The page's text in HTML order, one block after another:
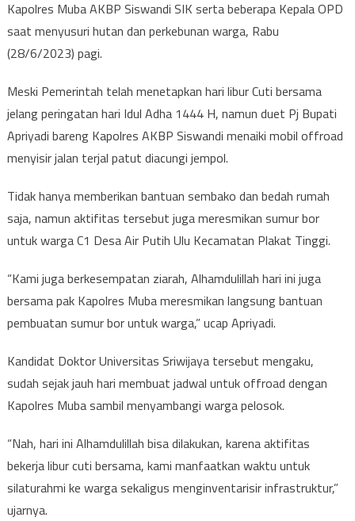
Kapolres Muba AKBP Siswandi SIK serta beberapa Kepala OPD
saat menyusuri hutan dan perkebunan warga, Rabu
(28/6/2023) pagi.
Meski Pemerintah telah menetapkan hari libur Cuti bersama
jelang peringatan hari Idul Adha 1444 H, namun duet Pj Bupati
Apriyadi bareng Kapolres AKBP Siswandi menaiki mobil offroad
menyisir jalan terjal patut diacungi jempol.
Tidak hanya memberikan bantuan sembako dan bedah rumah
saja, namun aktifitas tersebut juga meresmikan sumur bor
untuk warga C1 Desa Air Putih Ulu Kecamatan Plakat Tinggi.
“Kami juga berkesempatan ziarah, Alhamdulillah hari ini juga
bersama pak Kapolres Muba meresmikan langsung bantuan
pembuatan sumur bor untuk warga,” ucap Apriyadi.
Kandidat Doktor Universitas Sriwijaya tersebut mengaku,
sudah sejak jauh hari membuat jadwal untuk offroad dengan
Kapolres Muba sambil menyambangi warga pelosok.
“Nah, hari ini Alhamdulillah bisa dilakukan, karena aktifitas
bekerja libur cuti bersama, kami manfaatkan waktu untuk
silaturahmi ke warga sekaligus menginventarisir infrastruktur,”
ujarnya.